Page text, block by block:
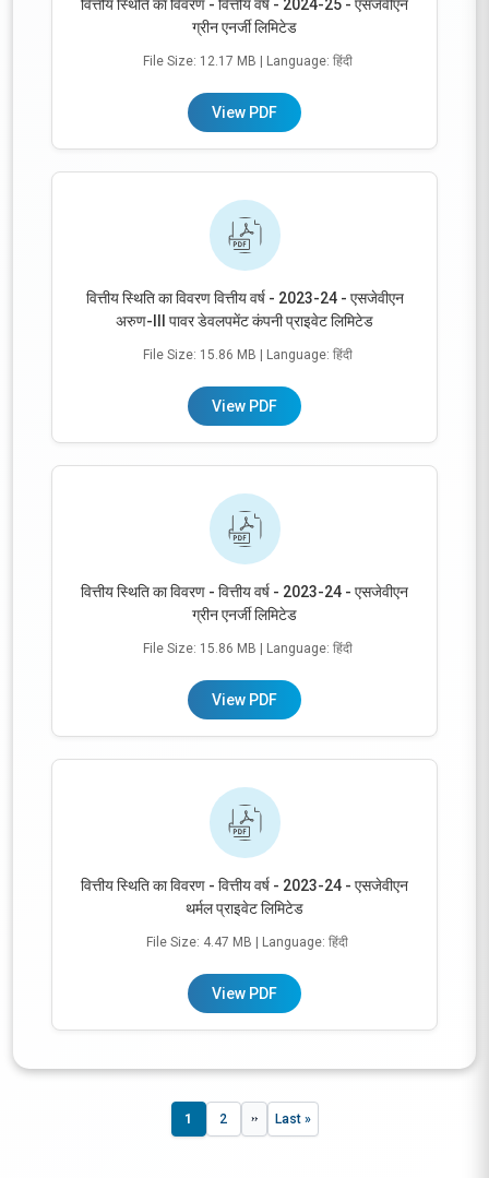
वित्तीय स्थिति का विवरण - वित्तीय वर्ष - 2024-25 - एसजेवीएन
ग्रीन एनर्जी लिमिटेड
File Size: 12.17 MB | Language: हिंदी
View PDF
वित्तीय स्थिति का विवरण वित्तीय वर्ष - 2023-24 - एसजेवीएन
अरुण-III पावर डेवलपमेंट कंपनी प्राइवेट लिमिटेड
File Size: 15.86 MB | Language: हिंदी
View PDF
वित्तीय स्थिति का विवरण - वित्तीय वर्ष - 2023-24 - एसजेवीएन
ग्रीन एनर्जी लिमिटेड
File Size: 15.86 MB | Language: हिंदी
View PDF
वित्तीय स्थिति का विवरण - वित्तीय वर्ष - 2023-24 - एसजेवीएन
थर्मल प्राइवेट लिमिटेड
File Size: 4.47 MB | Language: हिंदी
View PDF
पृष्ठ
1
पृष्ठ
2 Next page
››
Last page
Last »